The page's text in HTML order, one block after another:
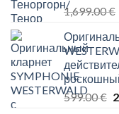
1,699.00€
599.00€